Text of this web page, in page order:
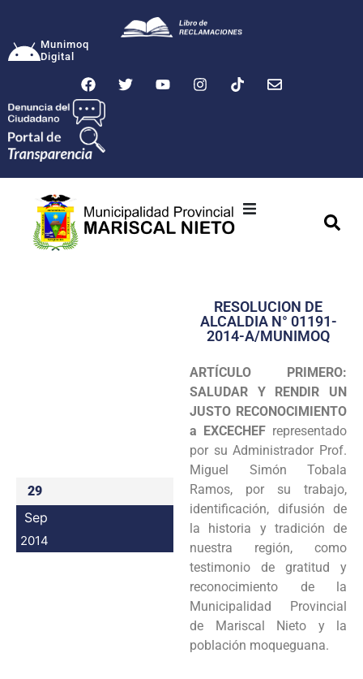
Munimoq
Digital
Transparencia
Programas
Intranet
29
Sep
2014
RESOLUCION DE
ALCALDIA N° 01191-
2014-A/MUNIMOQ
ARTÍCULO PRIMERO:
SALUDAR Y RENDIR UN
JUSTO RECONOCIMIENTO
a EXCECHEF representado
por su Administrador Prof.
Miguel Simón Tobala
Ramos, por su trabajo,
identificación, difusión de
la historia y tradición de
nuestra región, como
testimonio de gratitud y
reconocimiento de la
Municipalidad Provincial
de Mariscal Nieto y la
población moqueguana.